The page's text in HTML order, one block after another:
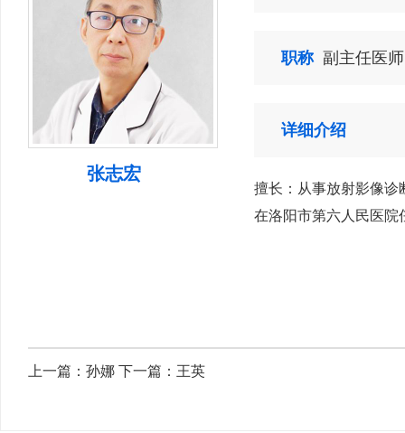
张志宏
职称 副主任
详细介绍
擅长：从事放射影像诊
在洛阳市第六人民医院
上一篇： 孙娜 下一篇： 王英